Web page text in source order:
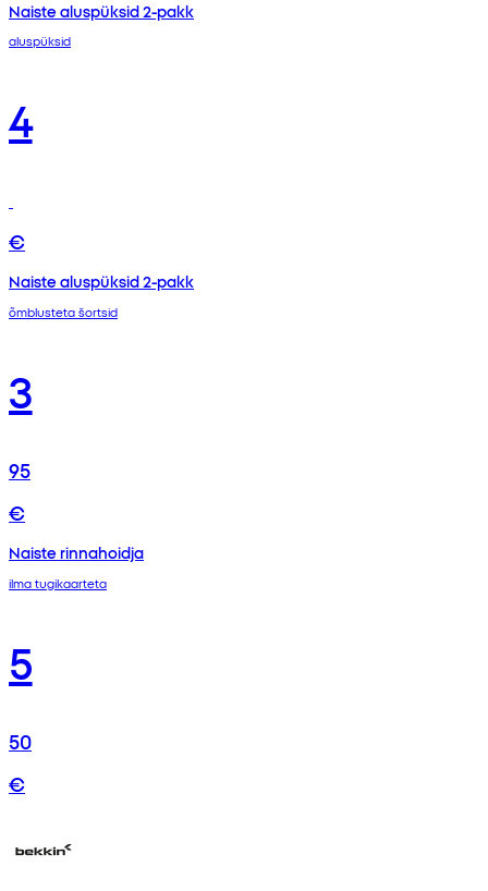
Naiste aluspüksid 2-pakk
aluspüksid
4
€
Naiste aluspüksid 2-pakk
õmblusteta šortsid
3
95
€
Naiste rinnahoidja
ilma tugikaarteta
5
50
€